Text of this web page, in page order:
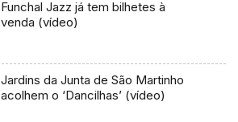
Funchal Jazz já tem bilhetes à
venda (vídeo)
Jardins da Junta de São Martinho
acolhem o ‘Dancilhas’ (vídeo)